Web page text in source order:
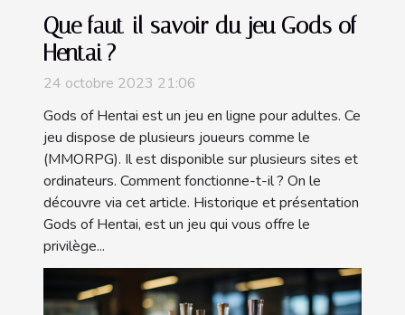
Que faut-il savoir du jeu Gods of
Hentai ?
24 octobre 2023 21:06
Gods of Hentai est un jeu en ligne pour adultes. Ce
jeu dispose de plusieurs joueurs comme le
(MMORPG). Il est disponible sur plusieurs sites et
ordinateurs. Comment fonctionne-t-il ? On le
découvre via cet article. Historique et présentation
Gods of Hentai, est un jeu qui vous offre le
privilège...